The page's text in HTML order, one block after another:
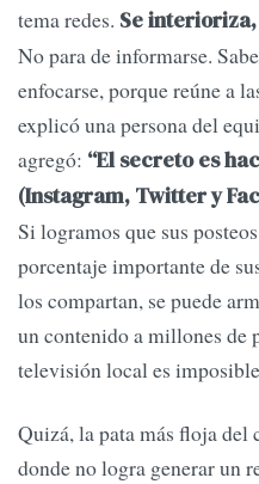
tema redes. Se
No para de informarse.
enfocarse, porque reúne a
explicó una persona del
agregó: “El secreto es
(Instagram, Twitter y
Si logramos que sus
porcentaje importante de
los compartan, se puede
un contenido a millones de
televisión local es
Quizá, la pata más floja del
donde no logra generar un